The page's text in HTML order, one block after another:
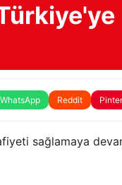
WhatsApp Reddit
sağlamaya